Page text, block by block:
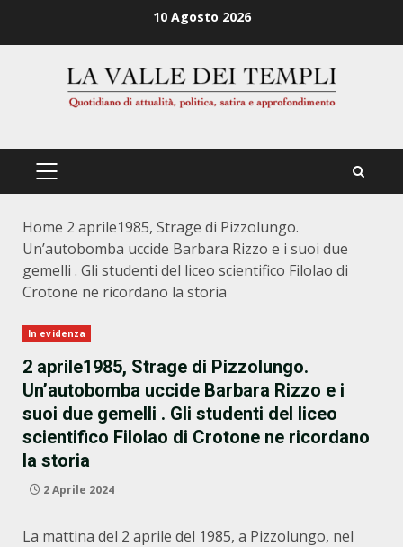
10 Agosto 2026
PRIMÄRES
Home 2 aprile1985, Strage di Pizzolungo.
Un’autobomba uccide Barbara Rizzo e i suoi due
gemelli . Gli studenti del liceo scientifico Filolao di
Crotone ne ricordano la storia
In evidenza
2 aprile1985, Strage di Pizzolungo.
Un’autobomba uccide Barbara Rizzo e i
suoi due gemelli . Gli studenti del liceo
scientifico Filolao di Crotone ne ricordano
la storia
2 Aprile 2024
La mattina del 2 aprile del 1985, a Pizzolungo, nel